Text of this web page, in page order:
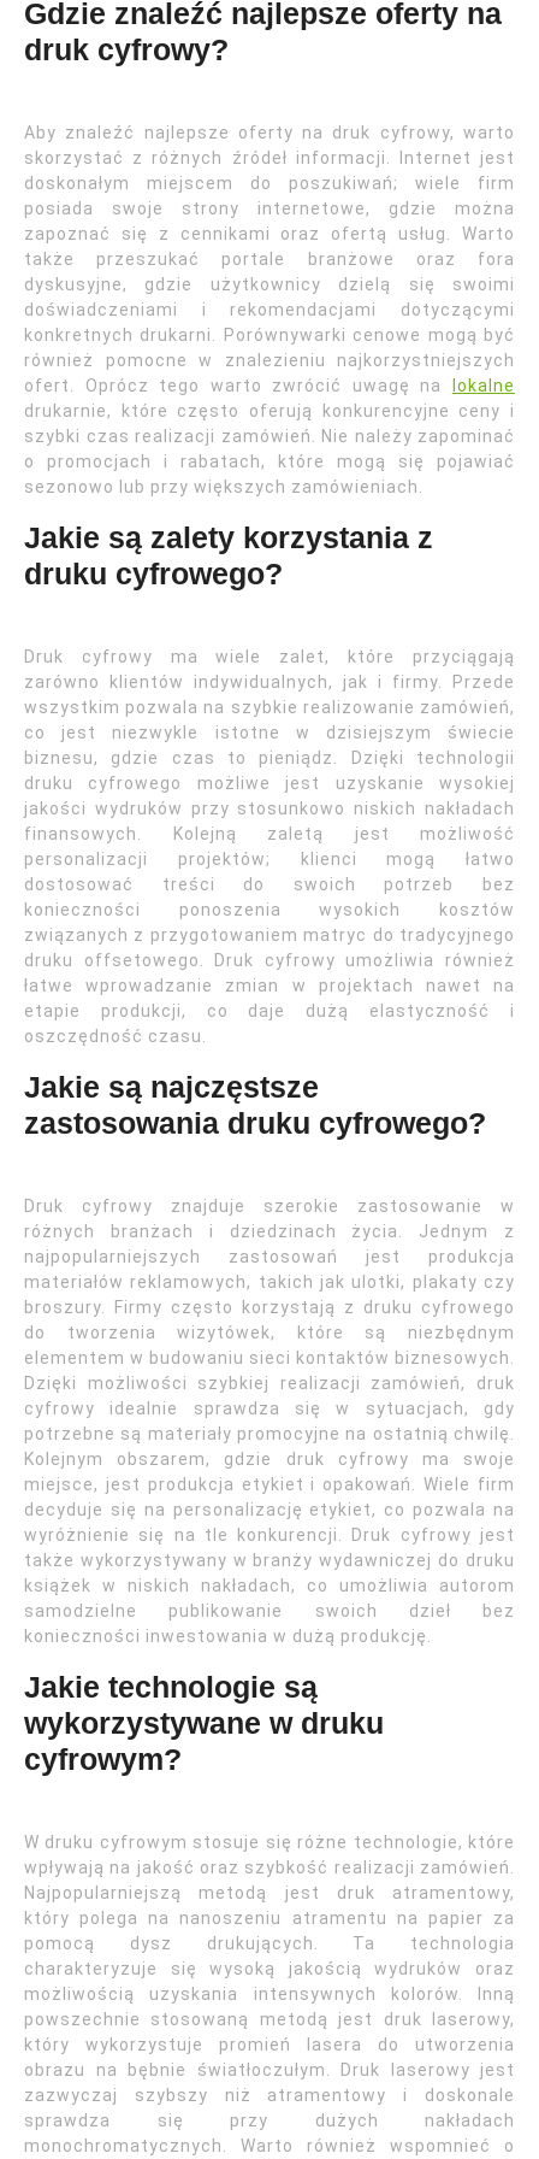
Gdzie znaleźć najlepsze oferty na
druk cyfrowy?
Aby znaleźć najlepsze oferty na druk cyfrowy, warto
skorzystać z różnych źródeł informacji. Internet jest
doskonałym miejscem do poszukiwań; wiele firm
posiada swoje strony internetowe, gdzie można
zapoznać się z cennikami oraz ofertą usług. Warto
także przeszukać portale branżowe oraz fora
dyskusyjne, gdzie użytkownicy dzielą się swoimi
doświadczeniami i rekomendacjami dotyczącymi
konkretnych drukarni. Porównywarki cenowe mogą być
również pomocne w znalezieniu najkorzystniejszych
ofert. Oprócz tego warto zwrócić uwagę na
lokalne
drukarnie, które często oferują konkurencyjne ceny i
szybki czas realizacji zamówień. Nie należy zapominać
o promocjach i rabatach, które mogą się pojawiać
sezonowo lub przy większych zamówieniach.
Jakie są zalety korzystania z
druku cyfrowego?
Druk cyfrowy ma wiele zalet, które przyciągają
zarówno klientów indywidualnych, jak i firmy. Przede
wszystkim pozwala na szybkie realizowanie zamówień,
co jest niezwykle istotne w dzisiejszym świecie
biznesu, gdzie czas to pieniądz. Dzięki technologii
druku cyfrowego możliwe jest uzyskanie wysokiej
jakości wydruków przy stosunkowo niskich nakładach
finansowych. Kolejną zaletą jest możliwość
personalizacji projektów; klienci mogą łatwo
dostosować treści do swoich potrzeb bez
konieczności ponoszenia wysokich kosztów
związanych z przygotowaniem matryc do tradycyjnego
druku offsetowego. Druk cyfrowy umożliwia również
łatwe wprowadzanie zmian w projektach nawet na
etapie produkcji, co daje dużą elastyczność i
oszczędność czasu.
Jakie są najczęstsze
zastosowania druku cyfrowego?
Druk cyfrowy znajduje szerokie zastosowanie w
różnych branżach i dziedzinach życia. Jednym z
najpopularniejszych zastosowań jest produkcja
materiałów reklamowych, takich jak ulotki, plakaty czy
broszury. Firmy często korzystają z druku cyfrowego
do tworzenia wizytówek, które są niezbędnym
elementem w budowaniu sieci kontaktów biznesowych.
Dzięki możliwości szybkiej realizacji zamówień, druk
cyfrowy idealnie sprawdza się w sytuacjach, gdy
potrzebne są materiały promocyjne na ostatnią chwilę.
Kolejnym obszarem, gdzie druk cyfrowy ma swoje
miejsce, jest produkcja etykiet i opakowań. Wiele firm
decyduje się na personalizację etykiet, co pozwala na
wyróżnienie się na tle konkurencji. Druk cyfrowy jest
także wykorzystywany w branży wydawniczej do druku
książek w niskich nakładach, co umożliwia autorom
samodzielne publikowanie swoich dzieł bez
konieczności inwestowania w dużą produkcję.
Jakie technologie są
wykorzystywane w druku
cyfrowym?
W druku cyfrowym stosuje się różne technologie, które
wpływają na jakość oraz szybkość realizacji zamówień.
Najpopularniejszą metodą jest druk atramentowy,
który polega na nanoszeniu atramentu na papier za
pomocą dysz drukujących. Ta technologia
charakteryzuje się wysoką jakością wydruków oraz
możliwością uzyskania intensywnych kolorów. Inną
powszechnie stosowaną metodą jest druk laserowy,
który wykorzystuje promień lasera do utworzenia
obrazu na bębnie światłoczułym. Druk laserowy jest
zazwyczaj szybszy niż atramentowy i doskonale
sprawdza się przy dużych nakładach
monochromatycznych. Warto również wspomnieć o